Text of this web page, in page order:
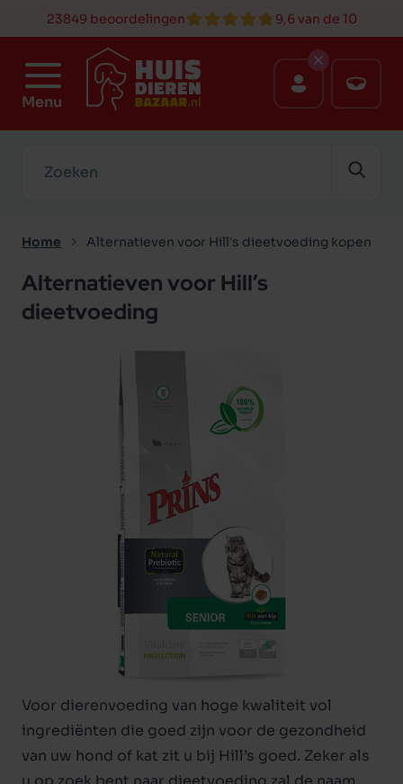
23849 beoordelingen 9,6 van de 10
Menu
Home Alternatieven voor Hill's dieetvoeding kopen
Alternatieven voor Hill’s
dieetvoeding
Voor dierenvoeding van hoge kwaliteit vol
ingrediënten die goed zijn voor de gezondheid
van uw hond of kat zit u bij Hill’s goed. Zeker als